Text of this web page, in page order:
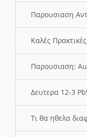
Παρουσιαση
Καλές
Παρουσιαση:
Δευτερα 12-3
Τι θα ηθελα